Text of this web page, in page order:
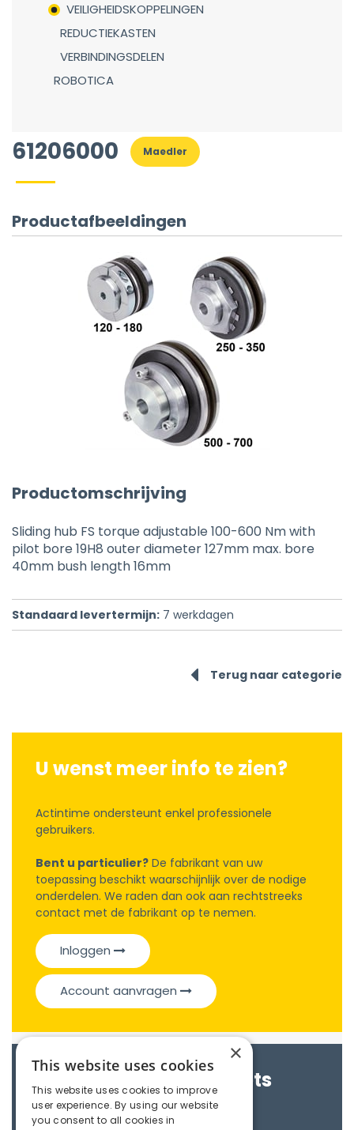
VEILIGHEIDSKOPPELINGEN
REDUCTIEKASTEN
VERBINDINGSDELEN
ROBOTICA
61206000 Maedler
Productafbeeldingen
Productomschrijving
Sliding hub FS torque adjustable 100-600 Nm with
pilot bore 19H8 outer diameter 127mm max. bore
40mm bush length 16mm
Standaard levertermijn: 7 werkdagen
Terug naar categorie
U wenst meer info te zien?
Actintime ondersteunt enkel professionele
gebruikers.
Bent u particulier? De fabrikant van uw
toepassing beschikt waarschijnlijk over de nodige
onderdelen. We raden dan ook aan rechtstreeks
contact met de fabrikant op te nemen.
Inloggen
Account aanvragen
Brochures & Datasheets
Safety clutches
×
This website uses cookies
This website uses cookies to improve
user experience. By using our website
you consent to all cookies in